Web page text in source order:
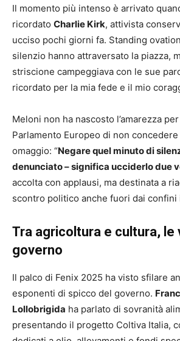
Il momento più intenso è arrivato
ricordato Charlie Kirk, attivista
ucciso pochi giorni fa. Standing
silenzio hanno attraversato la piazza,
striscione campeggiava con le sue
ricordato per la mia fede e il mio
Meloni non ha nascosto l’amarezza
Parlamento Europeo di non
omaggio: “Negare quel minuto di
denunciato – significa ucciderlo due
accolta con applausi, ma destinata a
scontro politico anche fuori dai confini
Tra agricoltura e cultura, le
governo
Il palco di Fenix 2025 ha visto sfilare
esponenti di spicco del governo.
Lollobrigida ha parlato di sovranità
presentando il progetto Coltiva Italia,